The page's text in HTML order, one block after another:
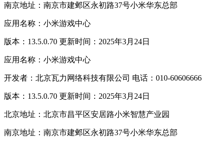
南京地址：南京市建邺区永初路37号小米华东总部
应用名称：小米游戏中心
版本：13.5.0.70 更新时间：2025年3月24日
应用名称：小米游戏中心
开发者：北京瓦力网络科技有限公司 电话：010-60606666
版本：13.5.0.70 更新时间：2025年3月24日
北京地址：北京市昌平区安居路小米智慧产业园
南京地址：南京市建邺区永初路37号小米华东总部